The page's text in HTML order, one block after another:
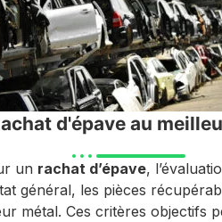
d'épave au
un rachat d’épave,
général, les pièces
métal. Ces critères objectifs